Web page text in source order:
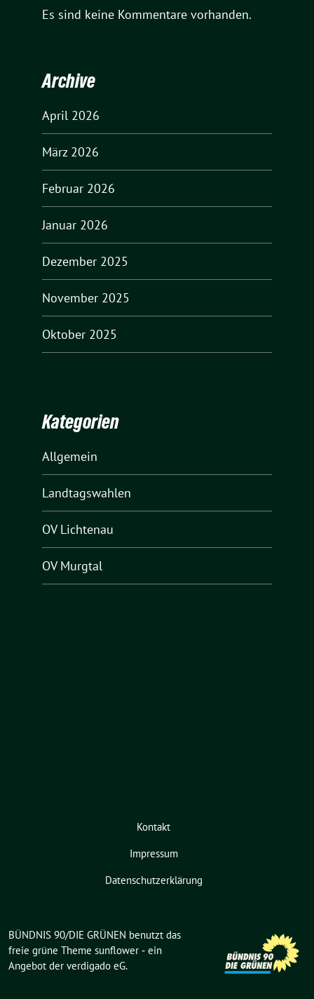
Es sind keine Kommentare vorhanden.
Archive
April 2026
März 2026
Februar 2026
Januar 2026
Dezember 2025
November 2025
Oktober 2025
Kategorien
Allgemein
Landtagswahlen
OV Lichtenau
OV Murgtal
Kontakt
Impressum
Datenschutzerklärung
BÜNDNIS 90/DIE GRÜNEN benutzt das
freie grüne Theme sunflower ‐ ein
Angebot der verdigado eG.